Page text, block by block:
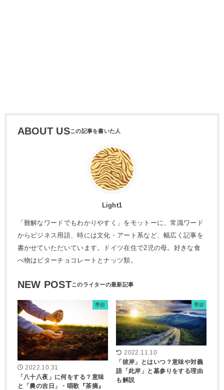
ABOUT US
Light1
「難解なワードでもわかりやすく」をモットーに、常識ワード
からビジネス用語、時には文化・アート系など、幅広く記事を
書かせていただいています。ドイツ在住で2児の母。好きな食
べ物はビターチョコレートとナッツ類。
NEW POST
季節
2022.10.31
「八十八夜」に何をする？意味
と「農の吉日」・唱歌『茶摘』
季節
2022.11.10
「彼岸」とはいつ？意味や対義
語「此岸」と墓参りをする理由
も解説